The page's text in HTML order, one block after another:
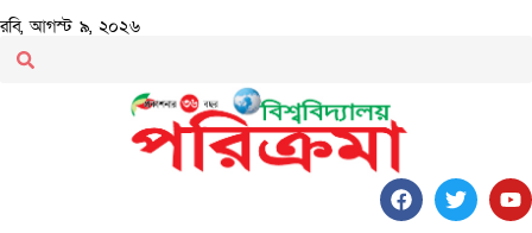
রবি, আগস্ট ৯, ২০২৬